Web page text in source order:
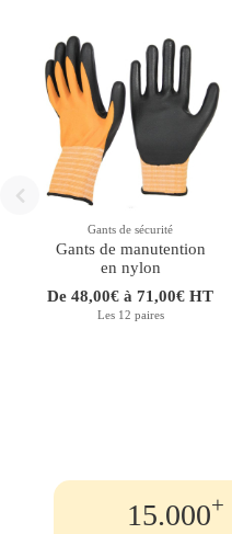
Gants de sécurité
Gants de manutention
en nylon
De 48,00€ à 71,00€ HT
Les 12 paires
15.000+